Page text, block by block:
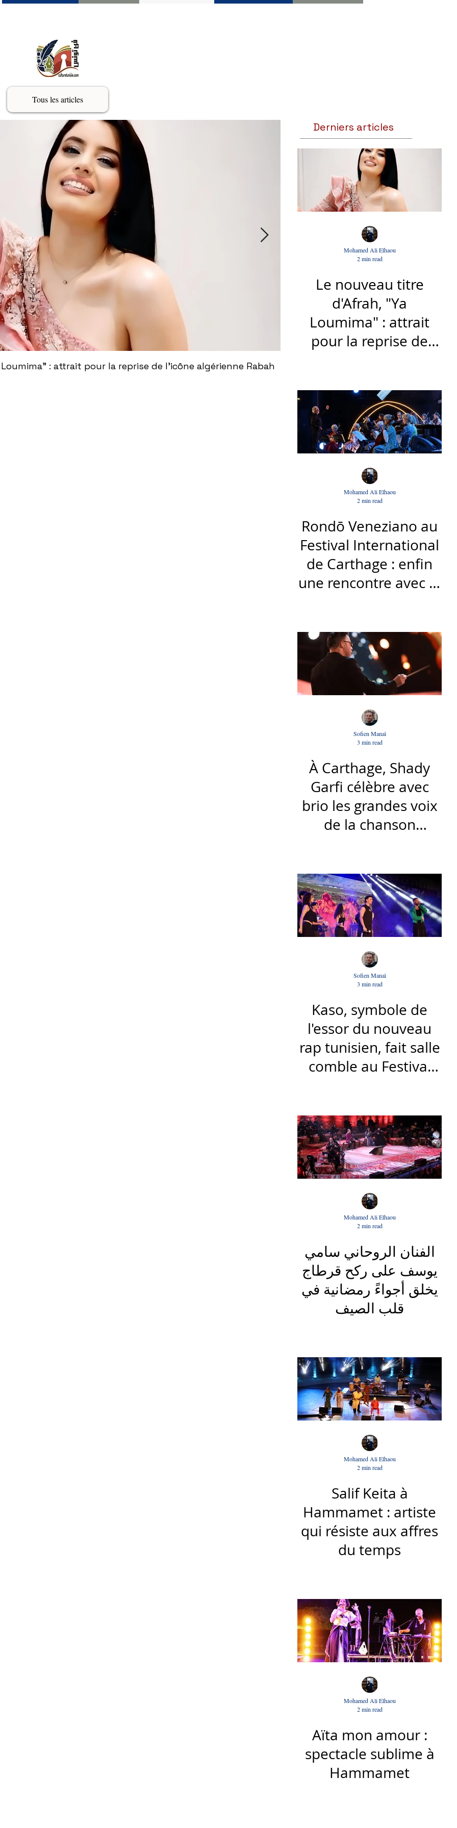
Tous les articles
: attrait pour la reprise de l'icône algérienne Rabah
Derniers articles
Le nouveau titre
d'Afrah, "Ya
Loumima" : attrait
pour la reprise de
Mohamed Ali Elhaou
2 min read
Rondō Veneziano au
Festival International
de Carthage : enfin
une rencontre avec le
Mohamed Ali Elhaou
2 min read
À Carthage, Shady
Garfi célèbre avec
brio les grandes voix
de la chanson
Sofien Manaï
3 min read
Kaso, symbole de
l'essor du nouveau
rap tunisien, fait salle
comble au Festival
Sofien Manaï
3 min read
الفنان الروحاني سامي
يوسف على ركح قرطاج
يخلق أجواءً رمضانية في
قلب الصيف
Mohamed Ali Elhaou
2 min read
Salif Keita à
Hammamet : artiste
qui résiste aux affres
du temps
Mohamed Ali Elhaou
2 min read
Aïta mon amour :
spectacle sublime à
Hammamet
Mohamed Ali Elhaou
2 min read